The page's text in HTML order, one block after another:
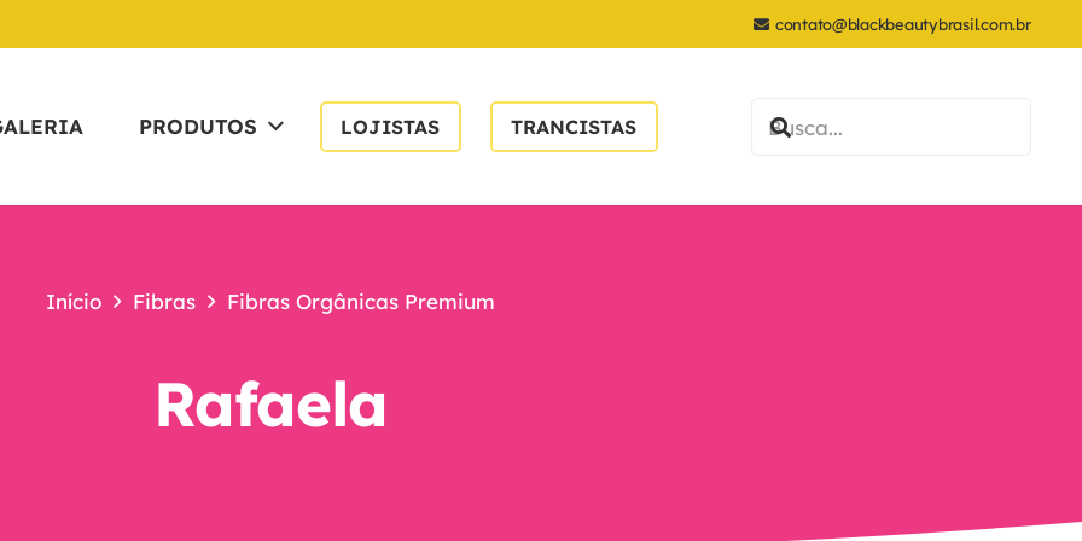
contato@blackbeautybrasil.com.br
PRODUTOS LOJISTAS TRANCISTAS
Início Fibras Fibras Orgânicas Premium
Rafaela